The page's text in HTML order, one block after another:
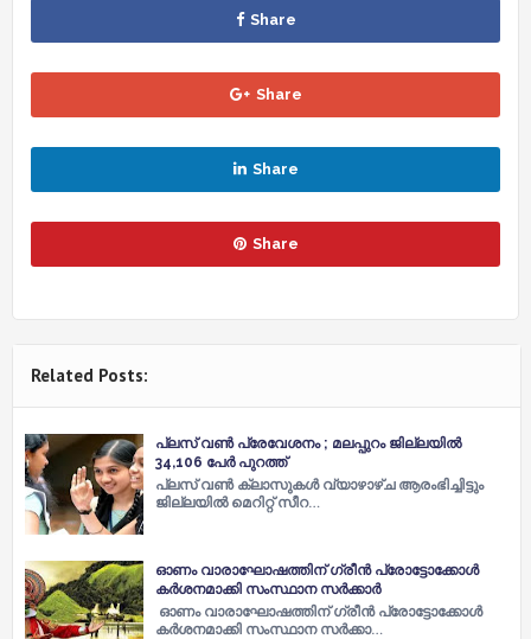
Share
Share
Share
Share
Related Posts:
പ്ലസ് വണ്‍ പ്രേവേശനം ; മലപ്പുറം ജില്ലയില്‍
34,106 പേര്‍ പുറത്ത്
പ്ലസ് വണ്‍ ക്ലാസുകള്‍ വ്യാഴാഴ്ച ആരംഭിച്ചിട്ടും
ജില്ലയില്‍ മെറിറ്റ് സീറ…
ഓണം വാരാഘോഷത്തിന് ഗ്രീൻ പ്രോട്ടോക്കോൾ
കർശനമാക്കി സംസ്ഥാന സർക്കാർ
ഓണം വാരാഘോഷത്തിന് ഗ്രീൻ പ്രോട്ടോക്കോൾ
കർശനമാക്കി സംസ്ഥാന സർക്കാ…